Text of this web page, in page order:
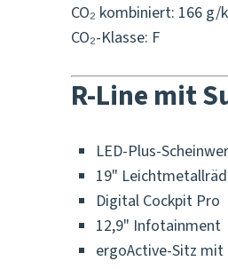
CO₂ kombiniert: 166 g/
CO₂-Klasse: F
R-Line mit
LED-Plus-
19"
Digital Cockpit Pro
12,9" Infotainment
ergoActive-Sitz